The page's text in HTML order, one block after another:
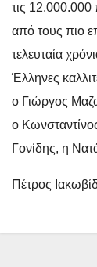
τις 12.000.000
από τους πιο
τελευταία
Έλληνες
ο Γιώργος
ο
Γονίδης, η
Πέτρος